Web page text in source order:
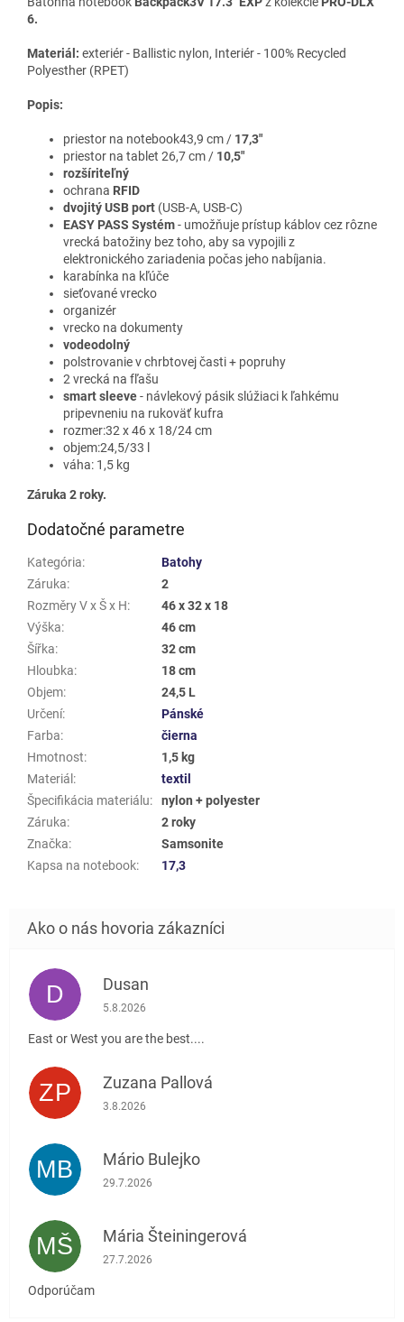
6.
Materiál: exteriér - Ballistic nylon, Interiér - 100% Recycled
Polyesther (RPET)
Popis:
priestor na notebook43,9 cm / 17,3"
priestor na tablet 26,7 cm / 10,5"
rozšíriteľný
ochrana RFID
dvojitý USB port (USB-A, USB-C)
EASY PASS Systém- umožňuje prístup káblov cez rôzne
vrecká batožiny bez toho, aby sa vypojili z
elektronického zariadenia počas jeho nabíjania.
karabínka na kľúče
sieťované vrecko
organizér
vrecko na dokumenty
vodeodolný
polstrovanie v chrbtovej časti + popruhy
2 vrecká na fľašu
smart sleeve- návlekový pásik slúžiaci k ľahkému
pripevneniu na rukoväť kufra
rozmer:32 x 46 x 18/24 cm
objem:24,5/33 l
váha: 1,5 kg
Záruka 2 roky.
Dodatočné parametre
Kategória:
Batohy
Záruka:
2
Rozměry V x Š x H:
46 x 32 x 18
Výška:
46 cm
Šířka:
32 cm
Hloubka:
18 cm
Objem:
24,5 L
Určení:
Pánské
Farba:
čierna
Hmotnost:
1,5 kg
Materiál :
textil
Špecifikácia materiálu:
nylon + polyester
Záruka:
2 roky
Značka:
Samsonite
Kapsa na notebook: 17,3
D Dusan
Hodnotenie obchodu je 5 z 5 hviezdičiek.
5.8.2026
East or West you are the best....
ZP Zuzana Pallová
Hodnotenie obchodu je 5 z 5 hviezdičiek.
3.8.2026
MB Mário Bulejko
Hodnotenie obchodu je 5 z 5 hviezdičiek.
29.7.2026
MŠ Mária Šteiningerová
Hodnotenie obchodu je 5 z 5 hviezdičiek.
27.7.2026
Odporúčam